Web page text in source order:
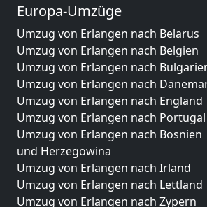
Europa-Umzüge
Umzug von Erlangen nach Belarus
Umzug von Erlangen nach Belgien
Umzug von Erlangen nach
Umzug von Erlangen nach
Umzug von Erlangen nach England
Umzug von Erlangen nach Portugal
Umzug von Erlangen nach Bosnien
und Herzegowina
Umzug von Erlangen nach Irland
Umzug von Erlangen nach Lettland
Umzug von Erlangen nach Zypern